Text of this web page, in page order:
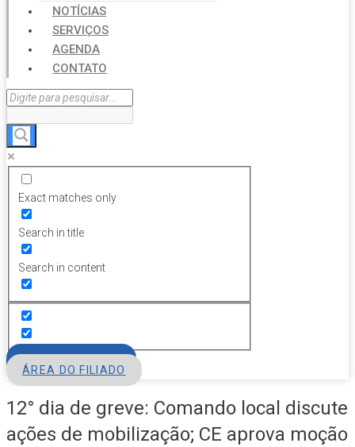
NOTÍCIAS
SERVIÇOS
AGENDA
CONTATO
Exact matches only
Search in title
Search in content
ÁREA DO FILIADO
12° dia de greve: Comando local discute
ações de mobilização; CE aprova moção